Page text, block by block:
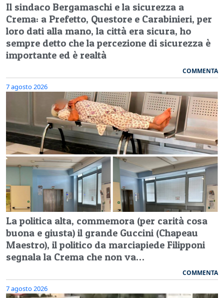
Il sindaco Bergamaschi e la sicurezza a
Crema: a Prefetto, Questore e Carabinieri, per
loro dati alla mano, la città era sicura, ho
sempre detto che la percezione di sicurezza è
importante ed è realtà
COMMENTA
7 agosto 2026
La politica alta, commemora (per carità cosa
buona e giusta) il grande Guccini (Chapeau
Maestro), il politico da marciapiede Filipponi
segnala la Crema che non va…
COMMENTA
7 agosto 2026